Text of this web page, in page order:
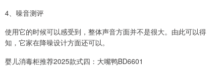
4、噪音测评
使用它的时候可以感受到，整体声音方面并不是很大。由此可以得
知，它家在降噪设计方面还可以。
婴儿消毒柜推荐2025款式四：大嘴鸭BD6601